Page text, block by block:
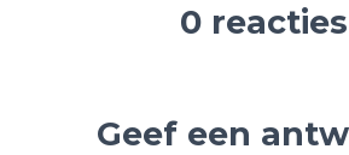
0 reacties
Geef een